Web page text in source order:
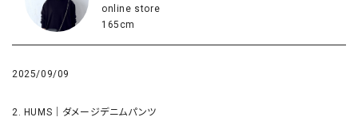
online store
165cm
2025/09/09
2. HUMS｜ダメージデニムパンツ